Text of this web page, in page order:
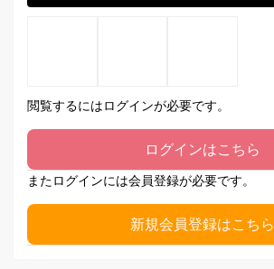
閲覧するにはログインが必要です。
ログインはこちら
またログインには会員登録が必要です。
新規会員登録はこちら